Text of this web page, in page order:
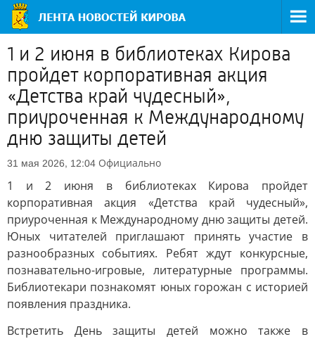
1 и 2 июня в библиотеках Кирова
пройдет корпоративная акция
«Детства край чудесный»,
приуроченная к Международному
дню защиты детей
31 мая 2026, 12:04 Официально
1 и 2 июня в библиотеках Кирова пройдет
корпоративная акция «Детства край чудесный»,
приуроченная к Международному дню защиты детей.
Юных читателей приглашают принять участие в
разнообразных событиях. Ребят ждут конкурсные,
познавательно-игровые, литературные программы.
Библиотекари познакомят юных горожан с историей
появления праздника.
Встретить День защиты детей можно также в